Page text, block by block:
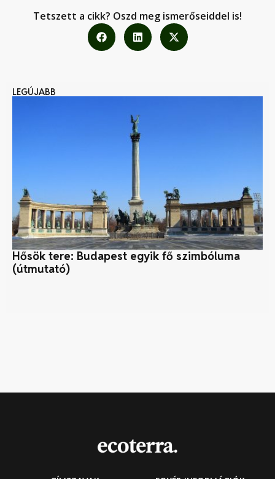
Tetszett a cikk? Oszd meg ismerőseiddel is!
LEGÚJABB
Hősök tere: Budapest egyik fő szimbóluma
(útmutató)